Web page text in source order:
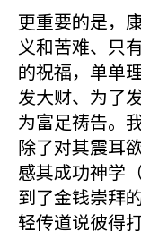
更重要的是，
义和苦难、只
的祝福，单单
发大财、为了
为富足祷告。
除了对其震耳
感其成功神学
到了金钱崇拜
轻传道说彼得